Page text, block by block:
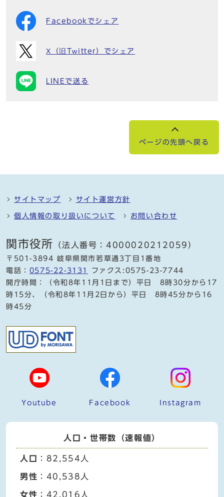
Facebookでシェア
X（旧Twitter）でシェア
LINEで送る
ページの先頭へ戻る
サイトマップ サイト運営方針
個人情報の取り扱いについて お問い合わせ
関市役所 （法人番号：4000020212059）
〒501-3894 岐阜県関市若草通3丁目1番地
電話： 0575-22-3131
ファクス:0575-23-7744
開庁時間：（令和8年11月1日まで）平日 8時30分から17
時15分、（令和8年11月2日から）平日 8時45分から16
時45分
Youtube Facebook Instagram
人口・世帯数（速報値）
人口 ：82,554人
男性 ：40,538人
女性 ：42,016人